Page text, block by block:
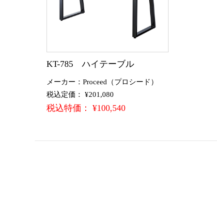
KT-785 ハイテーブル
メーカー：Proceed（プロシード）
税込定価： ¥201,080
税込特価： ¥100,540